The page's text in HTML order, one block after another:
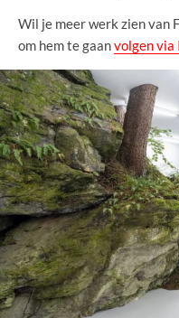
Wil je meer werk zien van
om hem te gaanvolgen via